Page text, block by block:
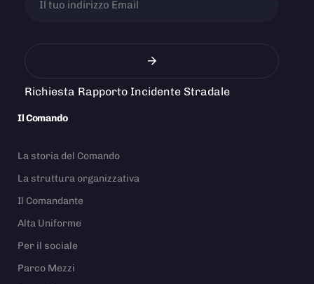
Richiesta Rapporto Incidente Stradale
Il Comando
La storia del Comando
La struttura organizzativa
Il Comandante
Alta Uniforme
Per il sociale
Parco Mezzi